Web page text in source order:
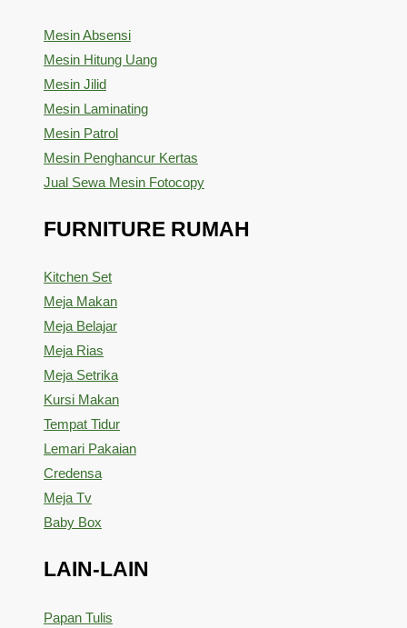
Mesin Absensi
Mesin Hitung Uang
Mesin Jilid
Mesin Laminating
Mesin Patrol
Mesin Penghancur Kertas
Jual Sewa Mesin Fotocopy
FURNITURE RUMAH
Kitchen Set
Meja Makan
Meja Belajar
Meja Rias
Meja Setrika
Kursi Makan
Tempat Tidur
Lemari Pakaian
Credensa
Meja Tv
Baby Box
LAIN-LAIN
Papan Tulis